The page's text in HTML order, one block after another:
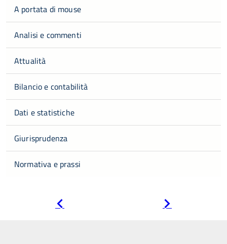
A portata di mouse
Analisi e commenti
Attualità
Bilancio e contabilità
Dati e statistiche
Giurisprudenza
Normativa e prassi